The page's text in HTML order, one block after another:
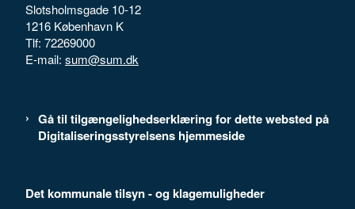
Slotsholmsgade 10-12
1216 København K
Tlf: 72269000
E-mail: sum@sum.dk
Gå til tilgængelighedserklæring for dette websted på
Digitaliseringsstyrelsens hjemmeside
Det kommunale tilsyn - og klagemuligheder